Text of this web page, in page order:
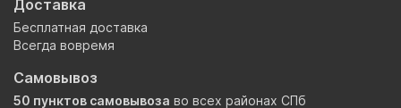
Доставка
Бесплатная доставка
Всегда вовремя
Самовывоз
50 пунктов самовывоза во всех районах СПб